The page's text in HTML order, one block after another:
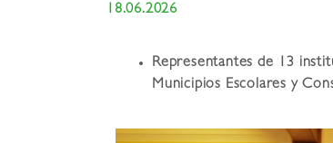
18.06.2026
Representantes de 13
Municipios Escolares y